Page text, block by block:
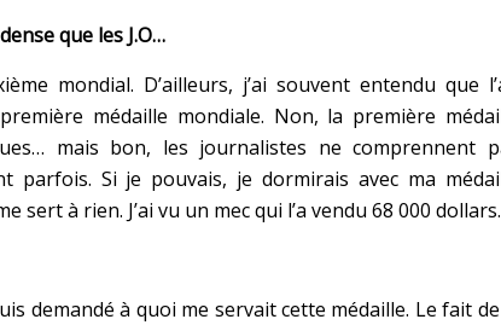
que les J.O…
mondial. D’ailleurs, j’ai souvent entendu que
médaille mondiale. Non, la première
mais bon, les journalistes ne comprennent
parfois. Si je pouvais, je dormirais avec ma
sert à rien. J’ai vu un mec qui l’a vendu 68 000 dollars.
demandé à quoi me servait cette médaille. Le fait